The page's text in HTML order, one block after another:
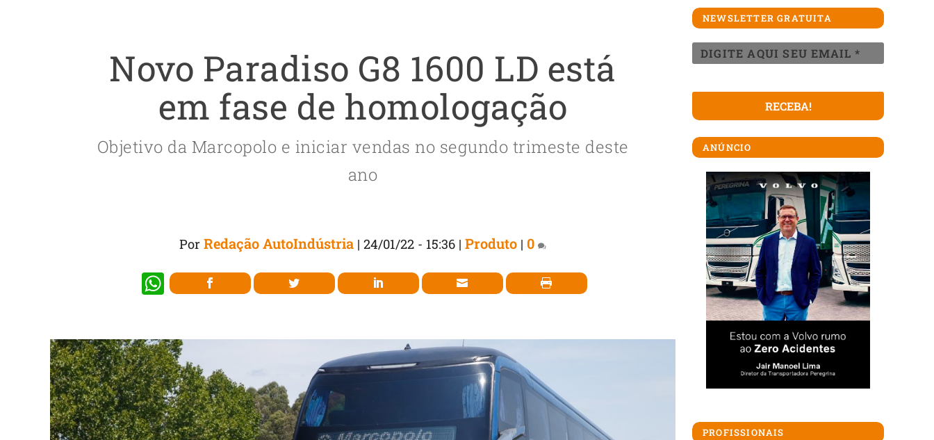
Novo Paradiso G8 1600 LD está
em fase de homologação
Objetivo da Marcopolo e iniciar vendas no segundo trimeste deste
ano
Por Redação AutoIndústria | 24/01/22 - 15:36 | Produto | 0
W
s
A
p
p
NEWSLETTER GRATUITA
ANÚNCIO
PROFISSIONAIS